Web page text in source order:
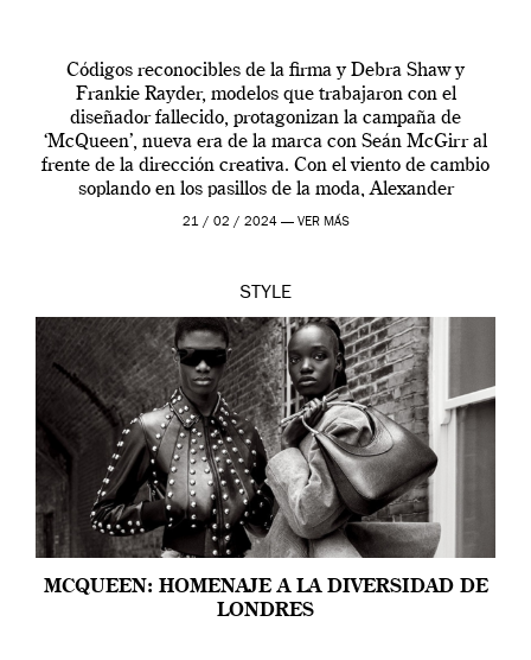
Códigos reconocibles de la firma y Debra Shaw y
Frankie Rayder, modelos que trabajaron con el
diseñador fallecido, protagonizan la campaña de
‘McQueen’, nueva era de la marca con Seán McGirr al
frente de la dirección creativa. Con el viento de cambio
soplando en los pasillos de la moda, Alexander
McQueen se prepara para una […]
21 / 02 / 2024 — VER MÁS
STYLE
MCQUEEN: HOMENAJE A LA DIVERSIDAD DE
LONDRES